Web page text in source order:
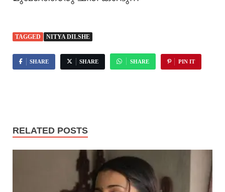
TAGGED NITYA DILSHE
SHARE SHARE SHARE PIN IT
RELATED POSTS